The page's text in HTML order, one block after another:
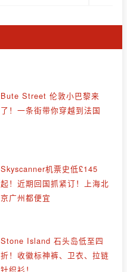
Bute Street 伦敦小巴黎来
了！一条街带你穿越到法国
Skyscanner机票史低£145
起！近期回国抓紧订！上海北
京广州都便宜
Stone Island 石头岛低至四
折！收徽标神裤、卫衣、拉链
针织衫！